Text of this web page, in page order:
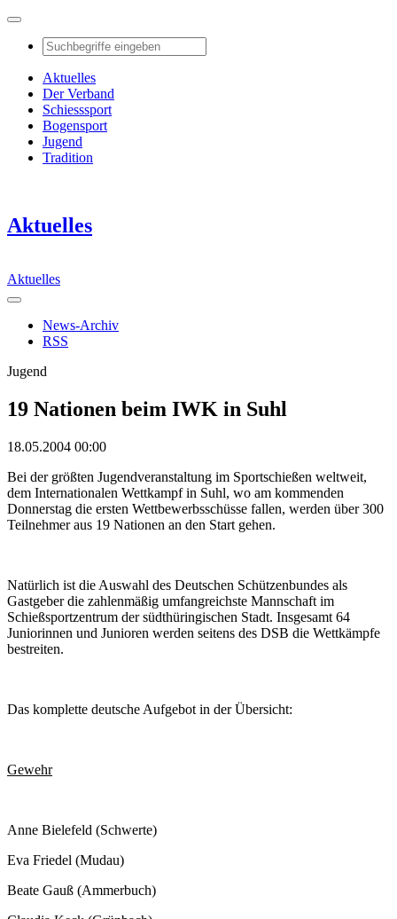
Aktuelles
Der Verband
Schiesssport
Bogensport
Jugend
Tradition
Aktuelles
Aktuelles
News-Archiv
RSS
Jugend
19 Nationen beim IWK in Suhl
18.05.2004 00:00
Bei der größten Jugendveranstaltung im Sportschießen weltweit,
dem Internationalen Wettkampf in Suhl, wo am kommenden
Donnerstag die ersten Wettbewerbsschüsse fallen, werden über 300
Teilnehmer aus 19 Nationen an den Start gehen.
Natürlich ist die Auswahl des Deutschen Schützenbundes als
Gastgeber die zahlenmäßig umfangreichste Mannschaft im
Schießsportzentrum der südthüringischen Stadt. Insgesamt 64
Juniorinnen und Junioren werden seitens des DSB die Wettkämpfe
bestreiten.
Das komplette deutsche Aufgebot in der Übersicht:
Gewehr
Anne Bielefeld (Schwerte)
Eva Friedel (Mudau)
Beate Gauß (Ammerbuch)